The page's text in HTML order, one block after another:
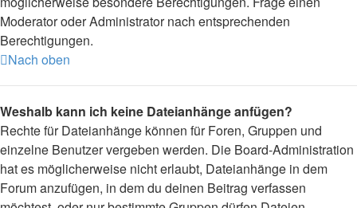
Moderator oder Administrator nach entsprechenden
Berechtigungen.
Nach oben
Weshalb kann ich keine Dateianhänge anfügen?
Rechte für Dateianhänge können für Foren, Gruppen und
einzelne Benutzer vergeben werden. Die Board-Administration
hat es möglicherweise nicht erlaubt, Dateianhänge in dem
Forum anzufügen, in dem du deinen Beitrag verfassen